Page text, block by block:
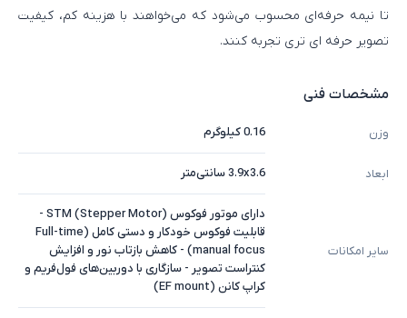
تا نیمه‌ حرفه‌ای محسوب می‌شود که می‌خواهند با هزینه کم، کیفیت
تصویر حرفه‌ ای‌ تری تجربه کنند.
مشخصات فنی
وزن 0.16 کیلوگرم
ابعاد 3.9x3.6 سانتی‌متر
سایر امکانات
دارای موتور فوکوس STM (Stepper Motor) -
قابلیت فوکوس خودکار و دستی کامل (Full-time
manual focus) - کاهش بازتاب نور و افزایش
کنتراست تصویر - سازگاری با دوربین‌های فول‌فریم و
کراپ کانن (EF mount)